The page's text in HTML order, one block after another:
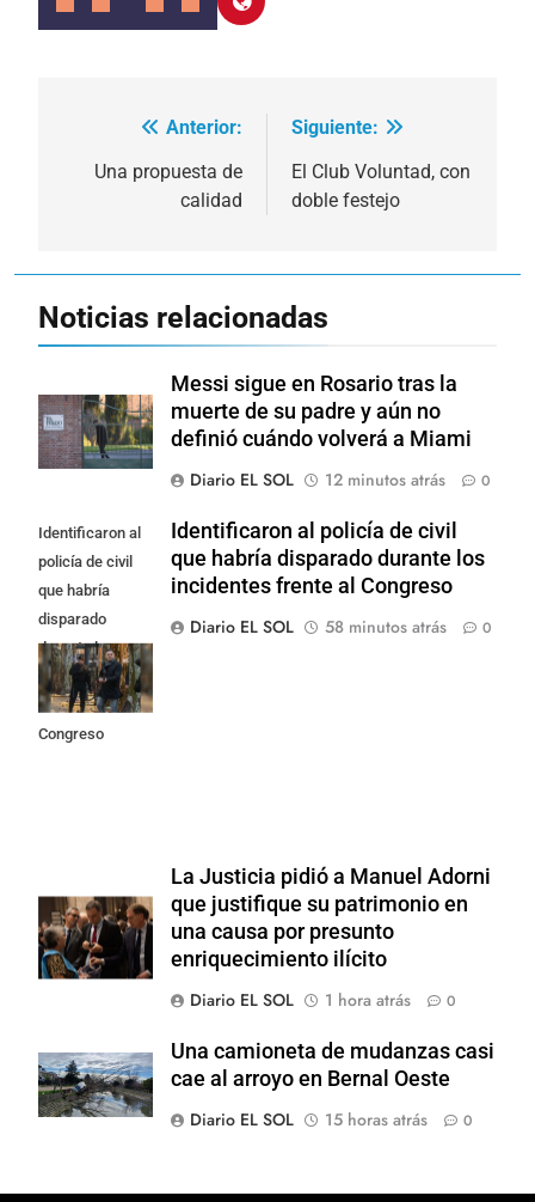
Navegación
Anterior:
Una propuesta de
calidad
Siguiente:
El Club Voluntad, con
doble festejo
Noticias relacionadas
Messi sigue en Rosario tras la
muerte de su padre y aún no
definió cuándo volverá a Miami
Diario EL SOL
12 minutos atrás 0
Identificaron al
policía de civil
que habría
disparado
durante los
incidentes
frente al
Congreso
Identificaron al policía de civil
que habría disparado durante los
incidentes frente al Congreso
Diario EL SOL
58 minutos atrás 0
La Justicia pidió a Manuel Adorni
que justifique su patrimonio en
una causa por presunto
enriquecimiento ilícito
Diario EL SOL
1 hora atrás 0
Una camioneta de mudanzas casi
cae al arroyo en Bernal Oeste
Diario EL SOL
15 horas atrás 0